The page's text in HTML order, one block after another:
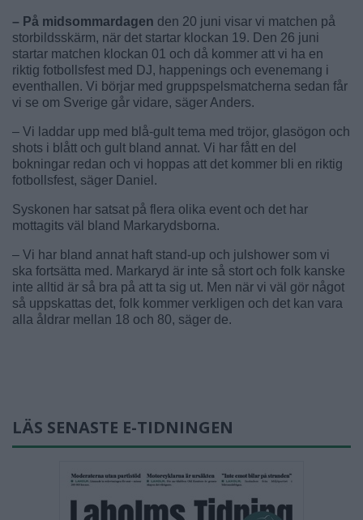
– På midsommardagen den 20 juni visar vi matchen på
storbildsskärm, när det startar klockan 19. Den 26 juni
startar matchen klockan 01 och då kommer att vi ha en
riktig fotbollsfest med DJ, happenings och evenemang i
eventhallen. Vi börjar med gruppspelsmatcherna sedan får
vi se om Sverige går vidare, säger Anders.
– Vi laddar upp med blå-gult tema med tröjor, glasögon och
shots i blått och gult bland annat. Vi har fått en del
bokningar redan och vi hoppas att det kommer bli en riktig
fotbollsfest, säger Daniel.
Syskonen har satsat på flera olika event och det har
mottagits väl bland Markarydsborna.
– Vi har bland annat haft stand-up och julshower som vi
ska fortsätta med. Markaryd är inte så stort och folk kanske
inte alltid är så bra på att ta sig ut. Men när vi väl gör något
så uppskattas det, folk kommer verkligen och det kan vara
alla åldrar mellan 18 och 80, säger de.
LÄS SENASTE E-TIDNINGEN